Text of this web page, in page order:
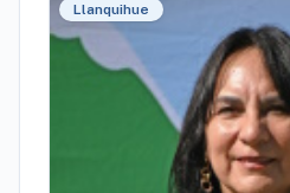
Llanquihue